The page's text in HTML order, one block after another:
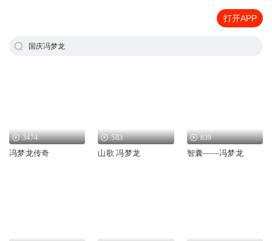
打开APP
国庆冯梦龙
3474
冯梦龙传奇
583
山歌 冯梦龙
839
智囊——冯梦龙